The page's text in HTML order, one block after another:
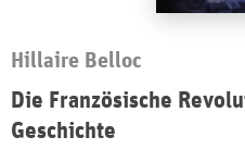
Hillaire Belloc
Die Französische
Geschichte